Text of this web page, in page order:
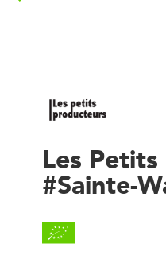
Les
#Sainte-